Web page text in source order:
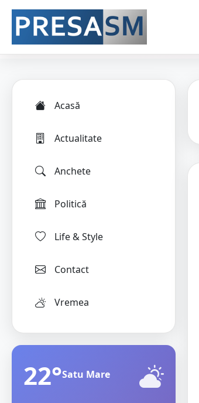
Acasă
Actualitate
Anchete
Politică
Life & Style
Contact
Vremea
22°Satu Mare